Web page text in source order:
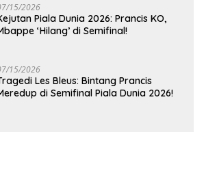
15/2026
Piala Dunia 2026: Prancis KO,
‘Hilang’ di Semifinal!
15/2026
Les Bleus: Bintang Prancis
di Semifinal Piala Dunia 2026!